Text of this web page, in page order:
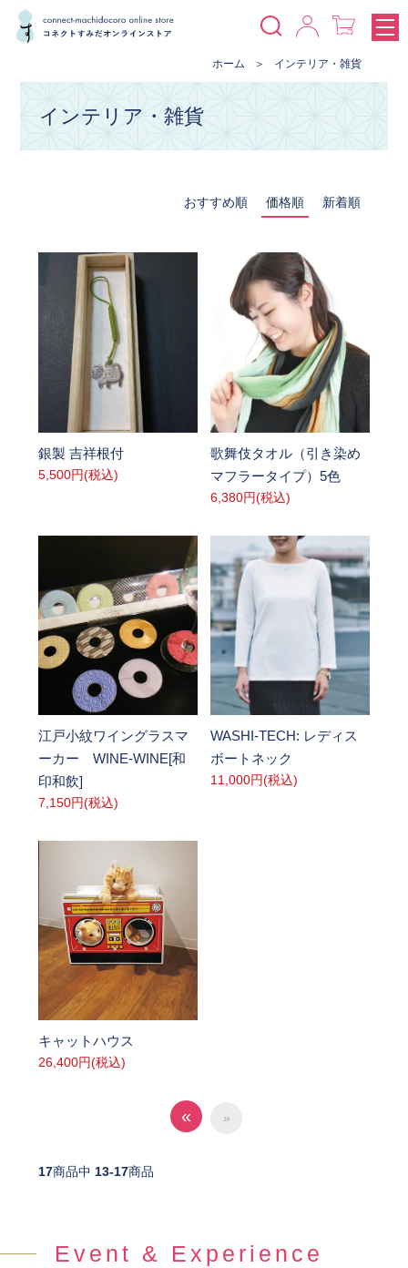
ホーム インテリア・雑貨
インテリア・雑貨
おすすめ順 価格順 新着順
SOLD OUT
銀製 吉祥根付
5,500円(税込)
SOLD OUT
歌舞伎タオル（引き染め
マフラータイプ）5色
6,380円(税込)
SOLD OUT
江戸小紋ワイングラスマ
ーカー WINE-WINE[和
印和飲]
7,150円(税込)
SOLD OUT
WASHI-TECH: レディス
ボートネック
11,000円(税込)
SOLD OUT
キャットハウス
26,400円(税込)
« »
17商品中 13-17商品
Event & Experience